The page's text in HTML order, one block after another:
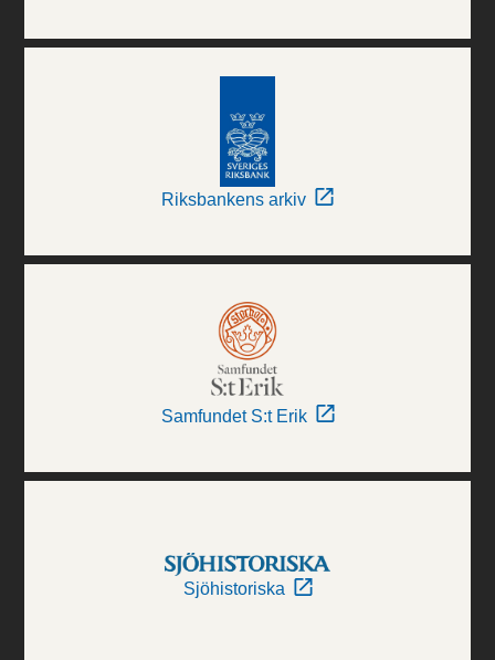
Riksbankens arkiv
Samfundet S:t Erik
Sjöhistoriska